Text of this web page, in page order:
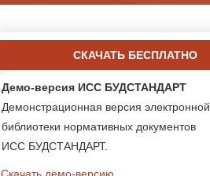
СКАЧАТЬ БЕСПЛАТНО
Демо-версия ИСС БУДСТАНДАРТ
Демонстрационная версия электронной
библиотеки нормативных документов
ИСС БУДСТАНДАРТ.